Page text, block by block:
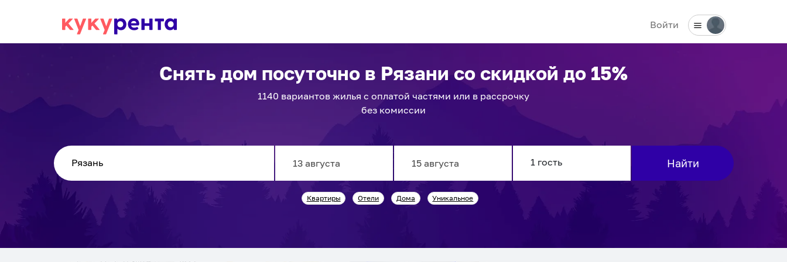
Войти
Снять дом посуточно в Рязани со скидкой до 15%
1140 вариантов жилья с оплатой частями или в рассрочку
без комиссии
forward
backward
Найти
Квартиры Отели Дома Уникальное